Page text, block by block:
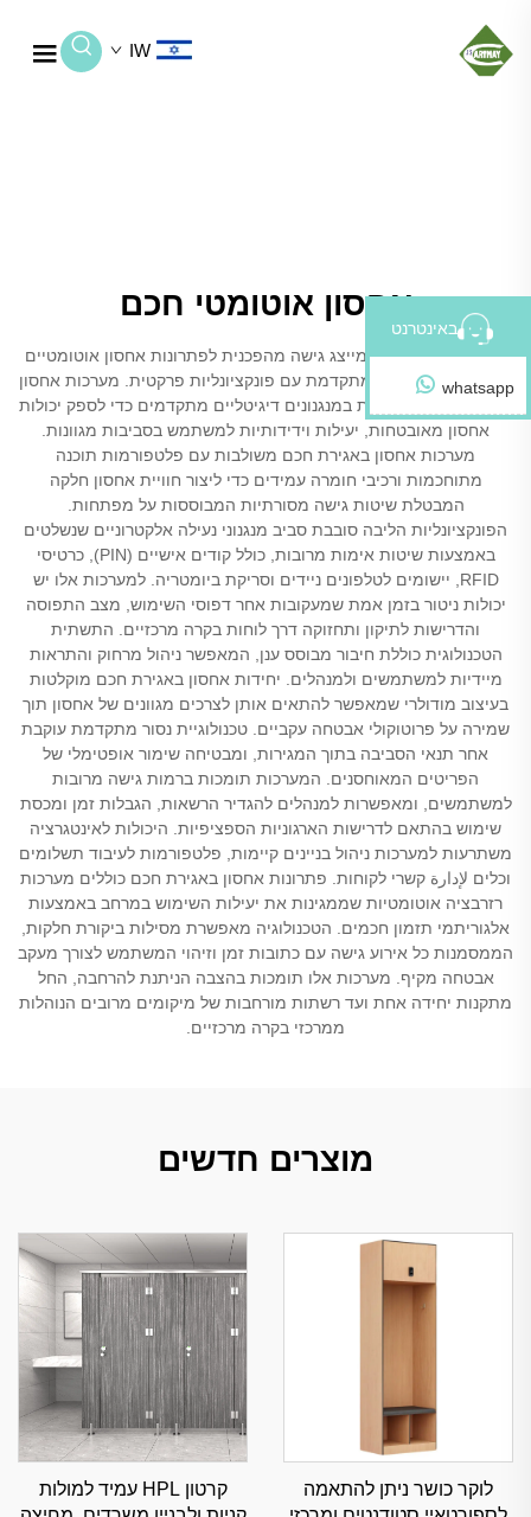
IW
אחסון אוטומטי חכם
אחסון באגירת חכם מייצג גישה מהפכנית לפתרונות אחסון אוטומטיים
שמשלבת טכנולוגיה מתקדמת עם פונקציונליות פרקטית. מערכות אחסון
חכמות אלו משתמשות במנגנונים דיגיטליים מתקדמים כדי לספק יכולות
אחסון מאובטחות, יעילות וידידותיות למשתמש בסביבות מגוונות.
מערכות אחסון באגירת חכם משולבות עם פלטפורמות תוכנה
מתוחכמות ורכיבי חומרה עמידים כדי ליצור חוויית אחסון חלקה
המבטלת שיטות גישה מסורתיות המבוססות על מפתחות.
הפונקציונליות הליבה סובבת סביב מנגנוני נעילה אלקטרוניים שנשלטים
באמצעות שיטות אימות מרובות, כולל קודים אישיים (PIN), כרטיסי
RFID, יישומים לטלפונים ניידים וסריקת ביומטריה. למערכות אלו יש
יכולות ניטור בזמן אמת שמעקובות אחר דפוסי השימוש, מצב התפוסה
והדרישות לתיקון ותחזוקה דרך לוחות בקרה מרכזיים. התשתית
הטכנולוגית כוללת חיבור מבוסס ענן, המאפשר ניהול מרחוק והתראות
מיידיות למשתמשים ולמנהלים. יחידות אחסון באגירת חכם מוקלטות
בעיצוב מודולרי שמאפשר להתאים אותן לצרכים מגוונים של אחסון תוך
שמירה על פרוטוקולי אבטחה עקביים. טכנולוגיית נסור מתקדמת עוקבת
אחר תנאי הסביבה בתוך המגירות, ומבטיחה שימור אופטימלי של
הפריטים המאוחסנים. המערכות תומכות ברמות גישה מרובות
למשתמשים, ומאפשרות למנהלים להגדיר הרשאות, הגבלות זמן ומכסת
שימוש בהתאם לדרישות הארגוניות הספציפיות. היכולות לאינטגרציה
משתרעות למערכות ניהול בניינים קיימות, פלטפורמות לעיבוד תשלומים
וכלים لإدارة קשרי לקוחות. פתרונות אחסון באגירת חכם כוללים מערכות
רזרבציה אוטומטיות שממגינות את יעילות השימוש במרחב באמצעות
אלגוריתמי תזמון חכמים. הטכנולוגיה מאפשרת מסילות ביקורת חלקות,
הממסמנות כל אירוע גישה עם כתובות זמן וזיהוי המשתמש לצורך מעקב
אבטחה מקיף. מערכות אלו תומכות בהצבה הניתנת להרחבה, החל
מתקנות יחידה אחת ועד רשתות מורחבות של מיקומים מרובים הנוהלות
ממרכזי בקרה מרכזיים.
מוצרים חדשים
לוקר כושר ניתן להתאמה
קרטון HPL עמיד למולות
באינטרנט
whatsapp